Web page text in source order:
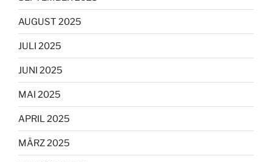
AUGUST 2025
JULI 2025
JUNI 2025
MAI 2025
APRIL 2025
MÄRZ 2025